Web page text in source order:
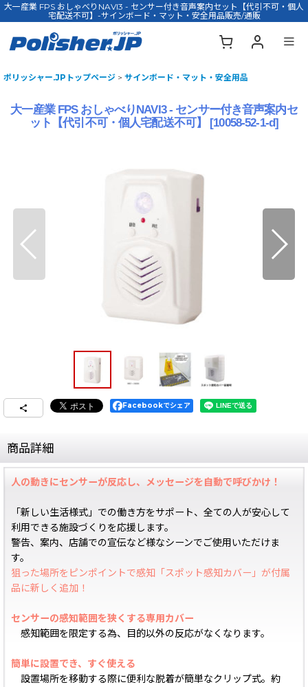
大一産業 FPS おしゃべりNAVI3 - センサー付き音声案内セット【代引不可・個人
宅配送不可】-サインボード・マット・安全用品販売/通販
ポリッシャー.JPトップページ > サインボード・マット・安全用品
大一産業 FPS おしゃべりNAVI3 - センサー付き音声案内セ
ット【代引不可・個人宅配送不可】
[10058-52-1-d]
Facebookでシェア
商品詳細
人の動きにセンサーが反応し、メッセージを自動で呼びかけ！
「新しい生活様式」での働き方をサポート、全ての人が安心して
利用できる施設づくりを応援します。
警告、案内、店舗での宣伝など様なシーンでご使用いただけま
す。
狙った場所をピンポイントで感知「スポット感知カバー」が付属
品に新しく追加！
センサーの感知範囲を狭くする専用カバー
感知範囲を限定する為、目的以外の反応がなくなります。
簡単に設置でき、すぐ使える
設置場所を移動する際に便利な脱着が簡単なクリップ式。約